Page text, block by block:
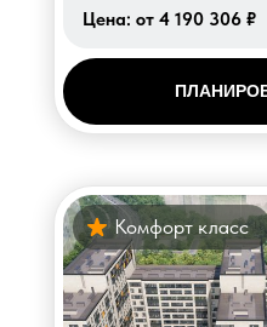
Цена: от 4 190 306 ₽
Комфорт класс